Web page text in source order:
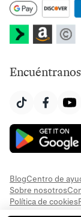
BlogCentro de
Sobre nosotros
Política de cookies